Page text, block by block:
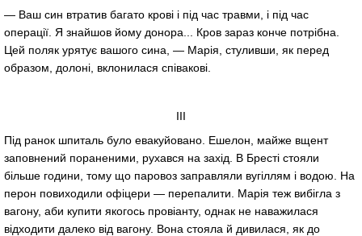
— Ваш син втратив багато крові і під час травми, і під час
операції. Я знайшов йому донора... Кров зараз конче потрібна.
Цей поляк урятує вашого сина, — Марія, стуливши, як перед
образом, долоні, вклонилася співакові.
ІІІ
Під ранок шпиталь було евакуйовано. Ешелон, майже вщент
заповнений пораненими, рухався на захід. В Бресті стояли
більше години, тому що паровоз заправляли вугіллям і водою. На
перон повиходили офіцери — перепалити. Марія теж вибігла з
вагону, аби купити якогось провіанту, однак не наважилася
відходити далеко від вагону. Вона стояла й дивилася, як до